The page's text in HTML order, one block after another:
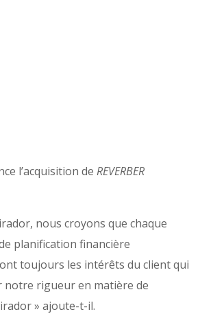
l’acquisition de REVERBER
nous croyons que chaque
planification financière
toujours les intérêts du client qui
notre rigueur en matière de
» ajoute-t-il.